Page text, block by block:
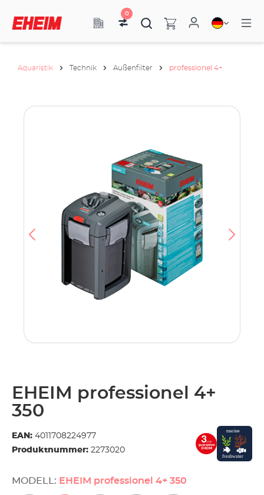
0
Aquaristik Technik Außenfilter professionel 4+
EHEIM professionel 4+
350
EAN: 4011708224977
Produktnummer: 2273020
MODELL: EHEIM professionel 4+ 350